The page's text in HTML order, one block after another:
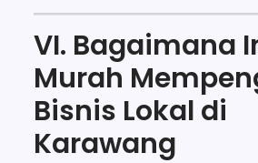
VI. Bagaimana
Murah
Bisnis Lokal di
Karawang